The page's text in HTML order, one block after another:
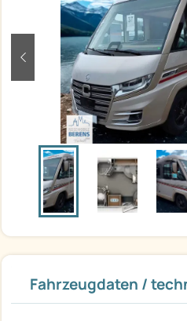
zurück
Fahrzeugdaten /